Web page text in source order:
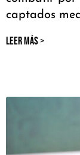
captados
LEER MÁS >